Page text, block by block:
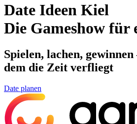
Date Ideen Kiel
Die Gameshow für
Spielen, lachen,
dem die Zeit verfliegt
Date planen